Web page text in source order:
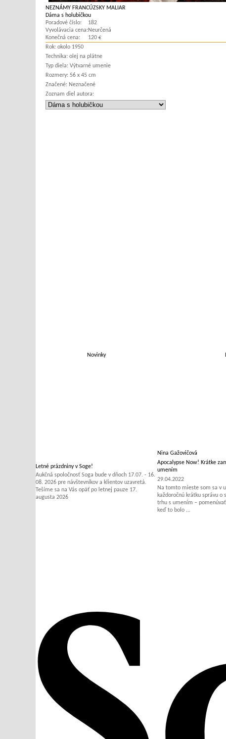
NEZNÁMY FRANCÚZSKY MALIAR
Dáma s holubičkou
Poradové číslo:
182
Vyvolávacia cena:Neurčená
Konečná cena:
120 €
Rok: okolo 1950
Technika: olej na plátne
Typ diela: Výtvarné umenie
Rozmery: 56 x 45 cm
Značené: Neznačené
Zoznam diel autora:
Novinky
Letné prázdniny v Soge!
Aukčná spoločnosť Soga bude v dňoch 17.07. - 16.
08. 2026 pre návštevníkov a klientov uzavretá.
Tešíme sa na Vás opäť po letnej pauze 17.
augusta 2026
Nina Gažovičová
Apocalypse Now! Krátke
umením
29.04.2022
Na tomto mieste som sa v
každoročnú krátku správu o
trhu s umením –
keď to bolo ...